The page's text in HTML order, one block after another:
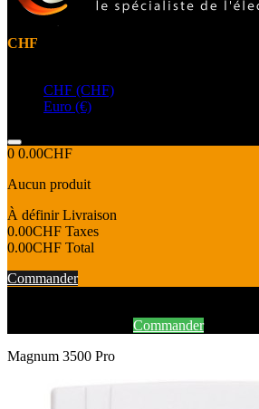
CHF
CHF (CHF)
Euro (€)
0 0.00CHF
Aucun produit
À définirLivraison
0.00CHF Taxes
0.00CHF Total
Commander
Commander
Magnum 3500 Pro